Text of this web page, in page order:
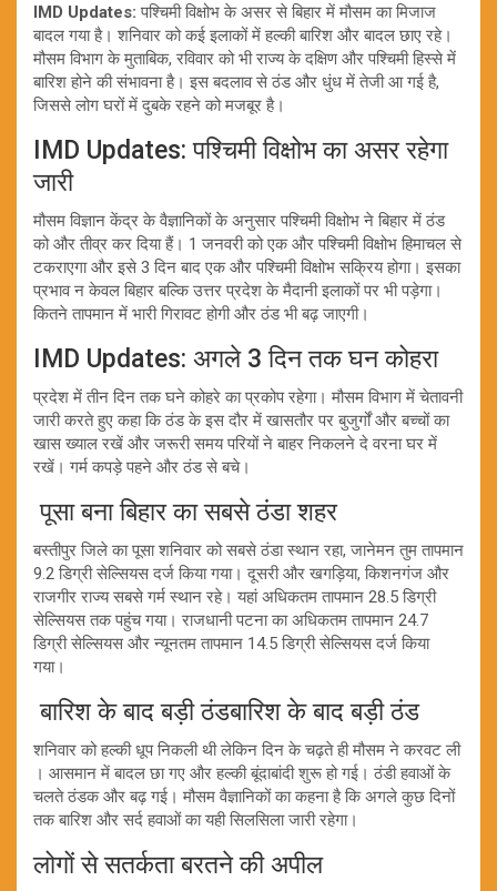
IMD Updates: पश्चिमी विक्षोभ के असर से बिहार में मौसम का मिजाज
बादल गया है। शनिवार को कई इलाकों में हल्की बारिश और बादल छाए रहे।
मौसम विभाग के मुताबिक, रविवार को भी राज्य के दक्षिण और पश्चिमी हिस्से में
बारिश होने की संभावना है। इस बदलाव से ठंड और धुंध में तेजी आ गई है,
जिससे लोग घरों में दुबके रहने को मजबूर है।
IMD Updates: पश्चिमी विक्षोभ का असर रहेगा
जारी
मौसम विज्ञान केंद्र के वैज्ञानिकों के अनुसार पश्चिमी विक्षोभ ने बिहार में ठंड
को और तीव्र कर दिया हैं। 1 जनवरी को एक और पश्चिमी विक्षोभ हिमाचल से
टकराएगा और इसे 3 दिन बाद एक और पश्चिमी विक्षोभ सक्रिय होगा। इसका
प्रभाव न केवल बिहार बल्कि उत्तर प्रदेश के मैदानी इलाकों पर भी पड़ेगा।
कितने तापमान में भारी गिरावट होगी और ठंड भी बढ़ जाएगी।
IMD Updates: अगले 3 दिन तक घन कोहरा
प्रदेश में तीन दिन तक घने कोहरे का प्रकोप रहेगा। मौसम विभाग में चेतावनी
जारी करते हुए कहा कि ठंड के इस दौर में खासतौर पर बुजुर्गों और बच्चों का
खास ख्याल रखें और जरूरी समय परियों ने बाहर निकलने दे वरना घर में
रखें। गर्म कपड़े पहने और ठंड से बचे।
पूसा बना बिहार का सबसे ठंडा शहर
बस्तीपुर जिले का पूसा शनिवार को सबसे ठंडा स्थान रहा, जानेमन तुम तापमान
9.2 डिग्री सेल्सियस दर्ज किया गया। दूसरी और खगड़िया, किशनगंज और
राजगीर राज्य सबसे गर्म स्थान रहे। यहां अधिकतम तापमान 28.5 डिग्री
सेल्सियस तक पहुंच गया। राजधानी पटना का अधिकतम तापमान 24.7
डिग्री सेल्सियस और न्यूनतम तापमान 14.5 डिग्री सेल्सियस दर्ज किया
गया।
बारिश के बाद बड़ी ठंडबारिश के बाद बड़ी ठंड
शनिवार को हल्की धूप निकली थी लेकिन दिन के चढ़ते ही मौसम ने करवट ली
। आसमान में बादल छा गए और हल्की बूंदाबांदी शुरू हो गई। ठंडी हवाओं के
चलते ठंडक और बढ़ गई। मौसम वैज्ञानिकों का कहना है कि अगले कुछ दिनों
तक बारिश और सर्द हवाओं का यही सिलसिला जारी रहेगा।
लोगों से सतर्कता बरतने की अपील